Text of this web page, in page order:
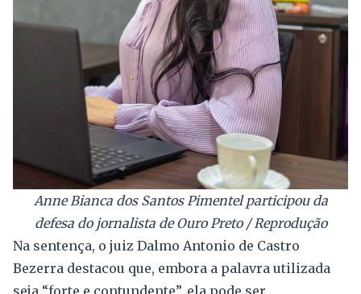
Anne Bianca dos Santos Pimentel participou da
defesa do jornalista de Ouro Preto / Reprodução
Na sentença, o juiz Dalmo Antonio de Castro
Bezerra destacou que, embora a palavra utilizada
seja “forte e contundente”, ela pode ser